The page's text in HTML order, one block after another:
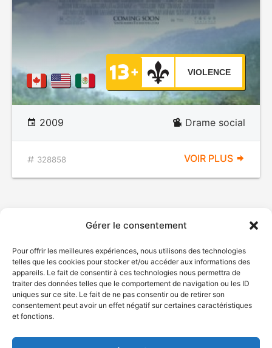
Gérer le consentement
Pour offrir les meilleures expériences, nous utilisons des technologies
telles que les cookies pour stocker et/ou accéder aux informations des
appareils. Le fait de consentir à ces technologies nous permettra de
traiter des données telles que le comportement de navigation ou les ID
uniques sur ce site. Le fait de ne pas consentir ou de retirer son
consentement peut avoir un effet négatif sur certaines caractéristiques
et fonctions.
VIOLENCE
2009 Drame social
328858 VOIR PLUS
© Gouvernement du Québec, 2026
Plan du site